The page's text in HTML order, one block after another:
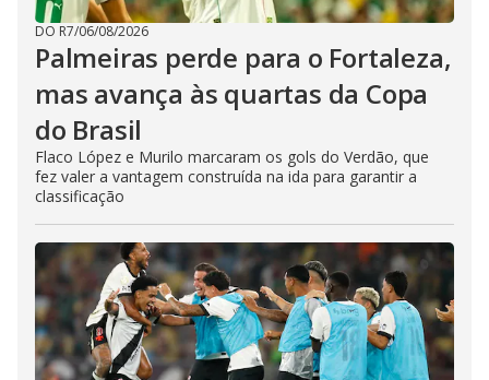
DO R7/06/08/2026
Palmeiras perde para o Fortaleza,
mas avança às quartas da Copa
do Brasil
Flaco López e Murilo marcaram os gols do Verdão, que
fez valer a vantagem construída na ida para garantir a
classificação